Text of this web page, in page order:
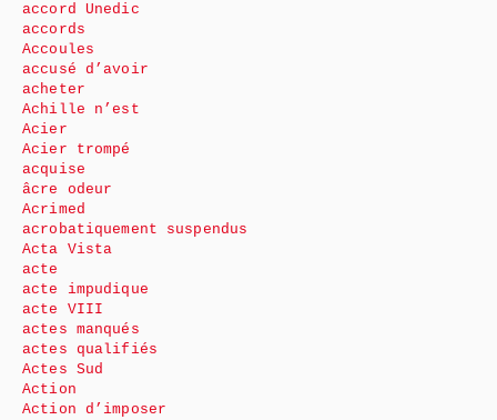
accord Unedic
accords
Accoules
accusé d’avoir
acheter
Achille n’est
Acier
Acier trompé
acquise
âcre odeur
Acrimed
acrobatiquement suspendus
Acta Vista
acte
acte impudique
acte VIII
actes manqués
actes qualifiés
Actes Sud
Action
Action d’imposer